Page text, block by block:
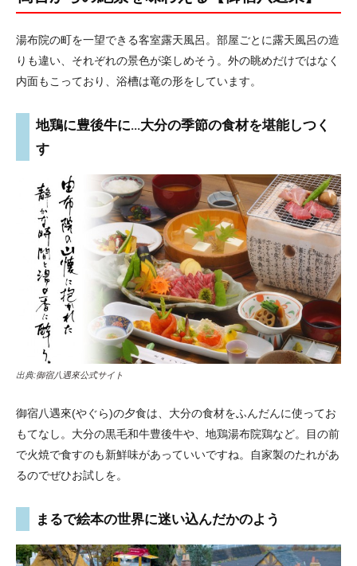
湯布院の町を一望できる客室露天風呂。部屋ごとに露天風呂の造
りも違い、それぞれの景色が楽しめそう。外の眺めだけではなく
内面もこっており、浴槽は竜の形をしています。
地鶏に豊後牛に…大分の季節の食材を堪能しつく
す
出典:御宿八遇來公式サイト
御宿八遇來(やぐら)の夕食は、大分の食材をふんだんに使ってお
もてなし。大分の黒毛和牛豊後牛や、地鶏湯布院鶏など。目の前
で火焼で食すのも新鮮味があっていいですね。自家製のたれがあ
るのでぜひお試しを。
まるで絵本の世界に迷い込んだかのよう